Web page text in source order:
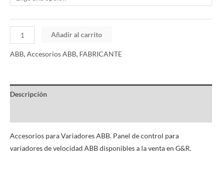
Añadir al carrito
ABB,Accesorios ABB, FABRICANTE
Descripción
Accesorios para Variadores ABB. Panel de control para
variadores de velocidad ABB disponibles a la venta en G&R.